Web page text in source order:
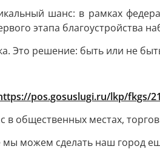
шанс: в рамках
этапа благоустройства
Это решение: быть или не
pos.gosuslugi.ru/lkp/fkgs/
общественных местах,
мы можем сделать наш город